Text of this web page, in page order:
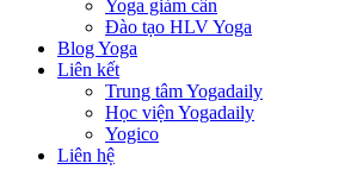
Yoga giảm cân
Đào tạo HLV Yoga
Blog Yoga
Liên kết
Trung tâm Yogadaily
Học viện Yogadaily
Yogico
Liên hệ